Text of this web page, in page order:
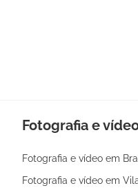
Fotografia e
Fotografia e vídeo em
Fotografia e vídeo em